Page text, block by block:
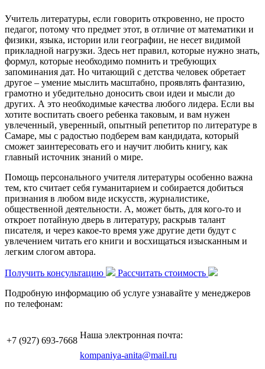
Учитель литературы, если говорить откровенно, не просто
педагог, потому что предмет этот, в отличие от математики и
физики, языка, истории или географии, не несет видимой
прикладной нагрузки. Здесь нет правил, которые нужно знать,
формул, которые необходимо помнить и требующих
запоминания дат. Но читающий с детства человек обретает
другое – умение мыслить масштабно, проявлять фантазию,
грамотно и убедительно доносить свои идеи и мысли до
других. А это необходимые качества любого лидера. Если вы
хотите воспитать своего ребенка таковым, и вам нужен
увлеченный, уверенный, опытный репетитор по литературе в
Самаре, мы с радостью подберем вам кандидата, который
сможет заинтересовать его и научит любить книгу, как
главный источник знаний о мире.
Помощь персонального учителя литературы особенно важна
тем, кто считает себя гуманитарием и собирается добиться
признания в любом виде искусств, журналистике,
общественной деятельности. А, может быть, для кого-то и
откроет потайную дверь в литературу, раскрыв талант
писателя, и через какое-то время уже другие дети будут с
увлечением читать его книги и восхищаться изысканным и
легким слогом автора.
Получить консультацию
Рассчитать стоимость
Подробную информацию об услуге узнавайте у менеджеров
по телефонам:
+7 (927) 693-7668
Наша электронная почта:
kompaniya-anita@mail.ru